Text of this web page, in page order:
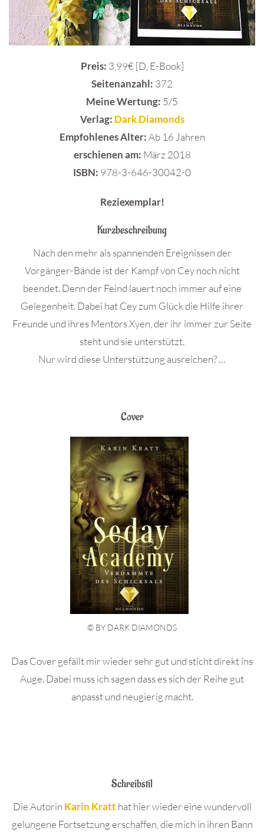
Preis: 3,99€ [D, E-Book]
Seitenanzahl: 372
Meine Wertung: 5/5
Verlag: Dark Diamonds
Empfohlenes Alter:Ab 16 Jahren
erschienen am: März 2018
ISBN: 978-3-646-30042-0
Reziexemplar!
Kurzbeschreibung
Nach den mehr als spannenden Ereignissen der
Vorgänger-Bände ist der Kampf von Cey noch nicht
beendet. Denn der Feind lauert noch immer auf eine
Gelegenheit. Dabei hat Cey zum Glück die Hilfe ihrer
Freunde und ihres Mentors Xyen, der ihr immer zur Seite
steht und sie unterstützt.
Nur wird diese Unterstützung ausreichen? …
Cover
© BY DARK DIAMONDS
Das Cover gefällt mir wieder sehr gut und sticht direkt ins
Auge. Dabei muss ich sagen dass es sich der Reihe gut
anpasst und neugierig macht.
Schreibstil
Die Autorin Karin Kratt hat hier wieder eine wundervoll
gelungene Fortsetzung erschaffen, die mich in ihren Bann